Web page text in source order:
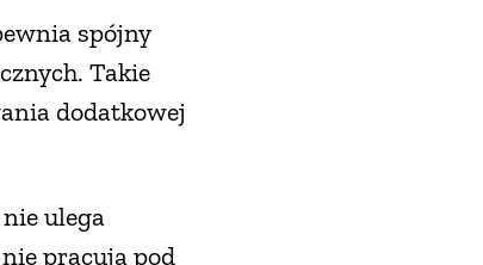
spójny
Takie
dodatkowej
ulega
pracują pod